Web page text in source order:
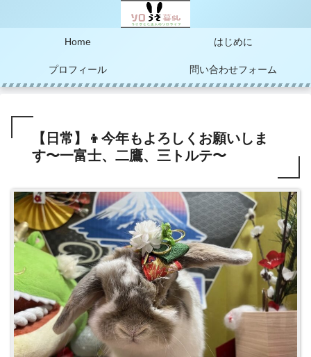
Home はじめに
プロフィール 問い合わせフォーム
【日常】👦今年もよろしくお願いしま
す〜一富士、二鷹、三トルテ〜